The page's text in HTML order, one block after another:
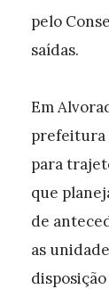
pelo
saídas.
Em
prefeitura
para
que
de
as